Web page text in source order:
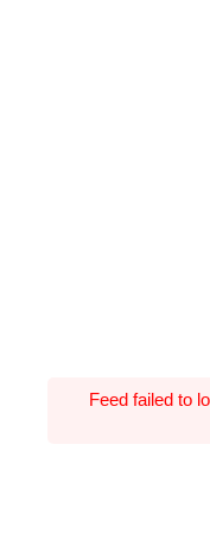
Feed failed to